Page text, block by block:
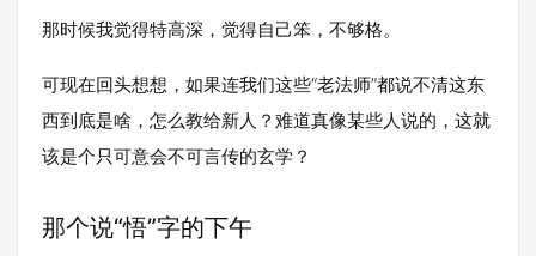
那时候我觉得特高深，觉得自己笨，不够格。
可现在回头想想，如果连我们这些“老法师”都说不清这东
西到底是啥，怎么教给新人？难道真像某些人说的，这就
该是个只可意会不可言传的玄学？
那个说“悟”字的下午